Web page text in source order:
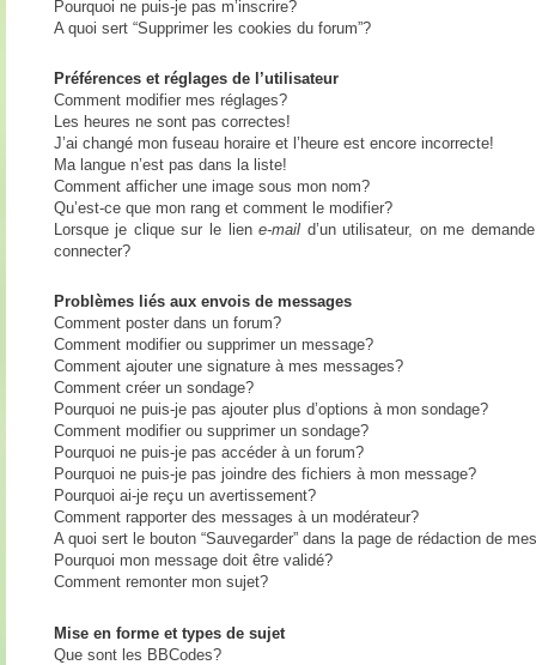
Pourquoi ne puis-je pas m’inscrire?
A quoi sert “Supprimer les cookies du forum”?
Préférences et réglages de l’utilisateur
Comment modifier mes réglages?
Les heures ne sont pas correctes!
J’ai changé mon fuseau horaire et l’heure est encore incorrecte!
Ma langue n’est pas dans la liste!
Comment afficher une image sous mon nom?
Qu’est-ce que mon rang et comment le modifier?
Lorsque je clique sur le liene-mail d’un utilisateur, on me
connecter?
Problèmes liés aux envois de messages
Comment poster dans un forum?
Comment modifier ou supprimer un message?
Comment ajouter une signature à mes messages?
Comment créer un sondage?
Pourquoi ne puis-je pas ajouter plus d’options à mon sondage?
Comment modifier ou supprimer un sondage?
Pourquoi ne puis-je pas accéder à un forum?
Pourquoi ne puis-je pas joindre des fichiers à mon message?
Pourquoi ai-je reçu un avertissement?
Comment rapporter des messages à un modérateur?
A quoi sert le bouton “Sauvegarder” dans la page de rédaction de
Pourquoi mon message doit être validé?
Comment remonter mon sujet?
Mise en forme et types de sujet
Que sont les BBCodes?